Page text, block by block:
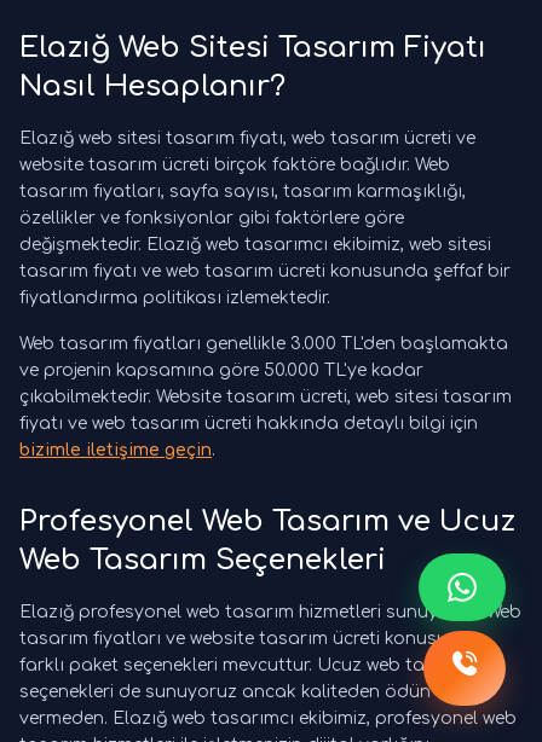
Elazığ Web Sitesi Tasarım Fiyatı
Nasıl Hesaplanır?
Elazığ web sitesi tasarım fiyatı, web tasarım ücreti ve
website tasarım ücreti birçok faktöre bağlıdır. Web
tasarım fiyatları, sayfa sayısı, tasarım karmaşıklığı,
özellikler ve fonksiyonlar gibi faktörlere göre
değişmektedir. Elazığ web tasarımcı ekibimiz, web sitesi
tasarım fiyatı ve web tasarım ücreti konusunda şeffaf bir
fiyatlandırma politikası izlemektedir.
Web tasarım fiyatları genellikle 3.000 TL'den başlamakta
ve projenin kapsamına göre 50.000 TL'ye kadar
çıkabilmektedir. Website tasarım ücreti, web sitesi tasarım
fiyatı ve web tasarım ücreti hakkında detaylı bilgi için
bizimle iletişime geçin.
Profesyonel Web Tasarım ve Ucuz
Web Tasarım Seçenekleri
Elazığ profesyonel web tasarım hizmetleri sunuyoruz. Web
tasarım fiyatları ve website tasarım ücreti konusunda
farklı paket seçenekleri mevcuttur. Ucuz web tasarım
seçenekleri de sunuyoruz ancak kaliteden ödün
vermeden. Elazığ web tasarımcı ekibimiz, profesyonel web